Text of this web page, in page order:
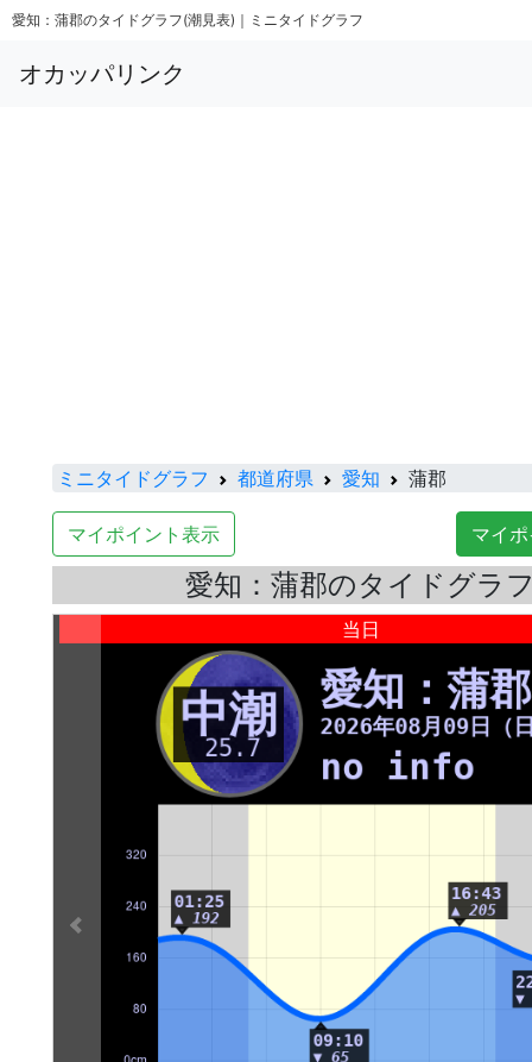
愛知：蒲郡のタイドグラフ(潮見表)｜ミニタイドグラフ
オカッパリンク
ミニタイドグラフ 都道府県 愛知 蒲郡
マイポイント表示 マイ
愛知：蒲郡のタイドグラ
当日